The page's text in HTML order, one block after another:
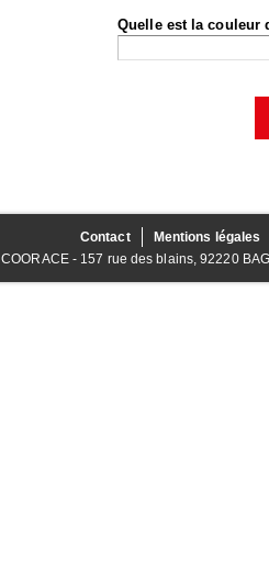
Quelle est la couleur
Contact
Mentions légales
COORACE - 157 rue des blains, 92220